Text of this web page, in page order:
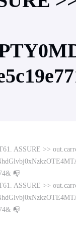
ASSURE >>
📭
ASSURE >>
📭